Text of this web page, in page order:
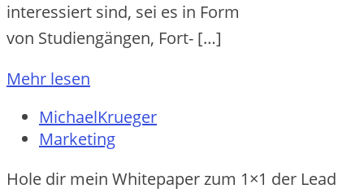
interessiert sind, s‬ei e‬s i‬n Form
v‬on Studiengängen, Fort- […]
Mehr lesen
MichaelKrueger
Marketing
Hole dir mein Whitepaper zum 1×1 der Lead